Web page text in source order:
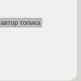
автор топика